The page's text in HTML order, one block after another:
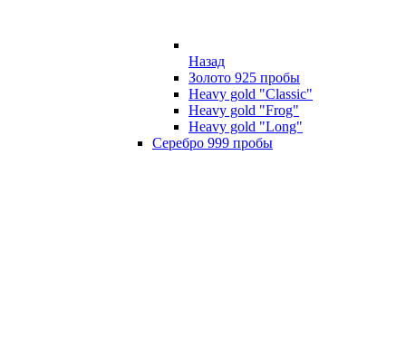
Назад
Золото 925 пробы
Heavy gold "Classic"
Heavy gold "Frog"
Heavy gold "Long"
Серебро 999 пробы